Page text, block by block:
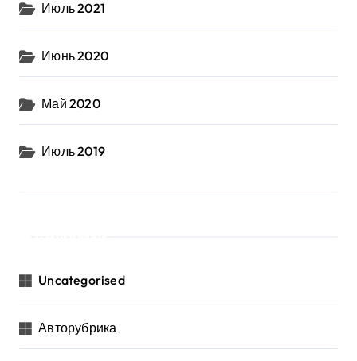
Июль 2021
Июнь 2020
Май 2020
Июль 2019
Uncategorised
Авторубрика